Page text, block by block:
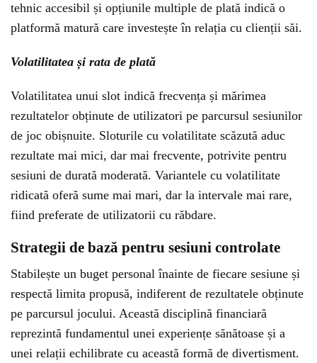
tehnic accesibil și opțiunile multiple de plată indică o
platformă matură care investește în relația cu clienții săi.
Volatilitatea și rata de plată
Volatilitatea unui slot indică frecvența și mărimea
rezultatelor obținute de utilizatori pe parcursul sesiunilor
de joc obișnuite. Sloturile cu volatilitate scăzută aduc
rezultate mai mici, dar mai frecvente, potrivite pentru
sesiuni de durată moderată. Variantele cu volatilitate
ridicată oferă sume mai mari, dar la intervale mai rare,
fiind preferate de utilizatorii cu răbdare.
Strategii de bază pentru sesiuni controlate
Stabilește un buget personal înainte de fiecare sesiune și
respectă limita propusă, indiferent de rezultatele obținute
pe parcursul jocului. Această disciplină financiară
reprezintă fundamentul unei experiențe sănătoase și a
unei relații echilibrate cu această formă de divertisment.